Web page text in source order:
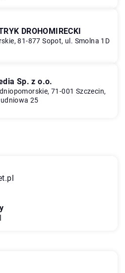
DROHOMIRECKI
81-877 Sopot, ul. Smolna 1D
Sp. z o.o.
71-001 Szczecin,
25